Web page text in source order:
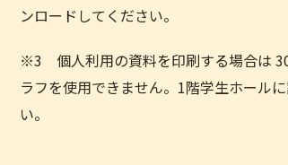
ンロードしてください。
※3 個人利用の資料を印刷する場合は
ラフを使用できません。1階学生ホール
い。